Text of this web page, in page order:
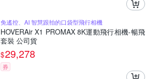
免遙控、AI 智慧跟拍的口袋型飛行相機
HOVERAir X1 PROMAX 8K運動飛行相機-暢飛
套裝 公司貨
$29,278
券